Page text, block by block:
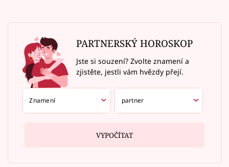
PARTNERSKÝ HOROSKOP
Jste si souzení? Zvolte znamení a
zjistěte, jestli vám hvězdy přejí.
VYPOČÍTAT